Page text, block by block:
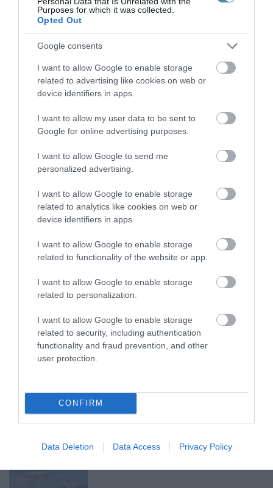
Purposes for which it was collected.
Opted Out
Google consents
I want to allow Google to enable storage
related to advertising like cookies on web or
device identifiers in apps.
I want to allow my user data to be sent to
Google for online advertising purposes.
I want to allow Google to send me
personalized advertising.
I want to allow Google to enable storage
related to analytics like cookies on web or
device identifiers in apps.
I want to allow Google to enable storage
related to functionality of the website or app.
I want to allow Google to enable storage
related to personalization.
I want to allow Google to enable storage
related to security, including authentication
functionality and fraud prevention, and other
user protection.
CONFIRM
Data Deletion Data Access Privacy Policy
HÍREK A GARÁZSBÓL: CHERY TIGGO 9
PHEV LUXURY – A KÍNAI PR...
2026. augusztus 06|Barta Autó
LAKÓÉPÜLETEK LÁNGOLTAK SZERDÁN
„NEM TETTÜNK NYOMÁST A FIUNKRA” –
EGY EGRI CSALÁD TÖRTÉNE...
2026. augusztus 06
KÓRHÁZBAN: TÖBB MINT 70 ...
2026. augusztus 06
HOLTAN SZÁLLÍTOTTÁK HAZA A 80 ÉVES
ASSZONYT A HATVANI KÓR...
2026. augusztus 06|Riasztó
GÁRDONYI MESEKERT VÁRJA A
CSALÁDOKAT – HÁROM NAPON ÁT ING...
2026. augusztus 06|Programok